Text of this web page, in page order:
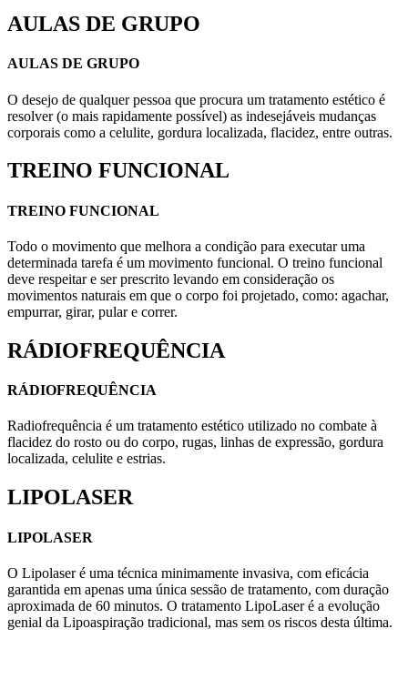
AULAS DE GRUPO
AULAS DE GRUPO
O desejo de qualquer pessoa que procura um tratamento estético é
resolver (o mais rapidamente possível) as indesejáveis mudanças
corporais como a celulite, gordura localizada, flacidez, entre outras.
TREINO FUNCIONAL
TREINO FUNCIONAL
Todo o movimento que melhora a condição para executar uma
determinada tarefa é um movimento funcional. O treino funcional
deve respeitar e ser prescrito levando em consideração os
movimentos naturais em que o corpo foi projetado, como: agachar,
empurrar, girar, pular e correr.
RÁDIOFREQUÊNCIA
RÁDIOFREQUÊNCIA
Radiofrequência é um tratamento estético utilizado no combate à
flacidez do rosto ou do corpo, rugas, linhas de expressão, gordura
localizada, celulite e estrias.
LIPOLASER
LIPOLASER
O Lipolaser é uma técnica minimamente invasiva, com eficácia
garantida em apenas uma única sessão de tratamento, com duração
aproximada de 60 minutos. O tratamento LipoLaser é a evolução
genial da Lipoaspiração tradicional, mas sem os riscos desta última.